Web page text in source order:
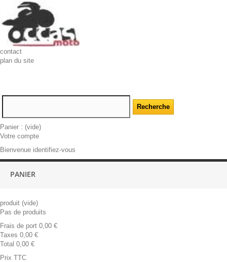
contact
plan du site
Panier : (vide)
Votre compte
Bienvenue identifiez-vous
PANIER
produit (vide)
Pas de produits
Frais de port 0,00 €
Taxes 0,00 €
Total 0,00 €
Prix TTC